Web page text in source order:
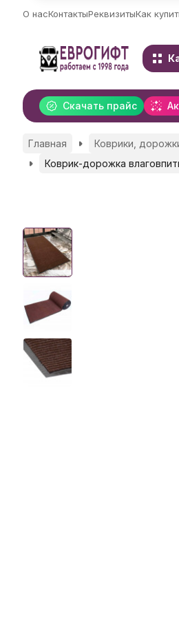
О насКонтактыРеквизитыКак
Скачать прайс
Главная Коврики,
Коврик-дорожка